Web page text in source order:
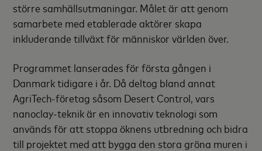
större samhällsutmaningar. Målet är att genom
samarbete med etablerade aktörer skapa
inkluderande tillväxt för människor världen över.
Programmet lanserades för första gången i
Danmark tidigare i år. Då deltog bland annat
AgriTech-företag såsom Desert Control, vars
nanoclay-teknik är en innovativ teknologi som
används för att stoppa öknens utbredning och bidra
till projektet med att bygga den stora gröna muren i